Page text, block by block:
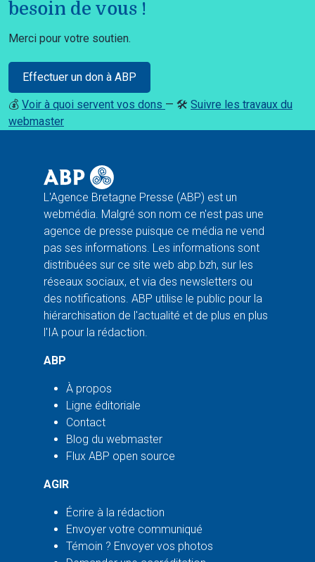
besoin de vous !
Merci pour votre soutien.
Effectuer un don à ABP
💰 Voir à quoi servent vos dons — 🛠️ Suivre les travaux du
webmaster
L'Agence Bretagne Presse (ABP) est un
webmédia. Malgré son nom ce n'est pas une
agence de presse puisque ce média ne vend
pas ses informations. Les informations sont
distribuées sur ce site web abp.bzh, sur les
réseaux sociaux, et via des newsletters ou
des notifications. ABP utilise le public pour la
hiérarchisation de l'actualité et de plus en plus
l'IA pour la rédaction.
ABP
À propos
Ligne éditoriale
Contact
Blog du webmaster
Flux ABP open source
AGIR
Écrire à la rédaction
Envoyer votre communiqué
Témoin ? Envoyer vos photos